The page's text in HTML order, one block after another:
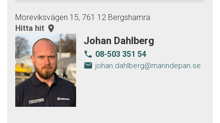
Moreviksvägen 15, 761 12 Bergshamra
Hitta hit room
Johan Dahlberg
local_phone 08-503 351 54
email johan.dahlberg@marindepan.se